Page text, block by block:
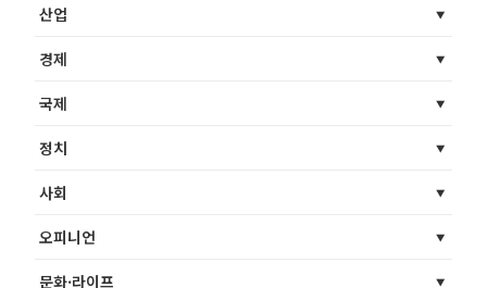
산업
경제
국제
정치
사회
오피니언
문화·라이프